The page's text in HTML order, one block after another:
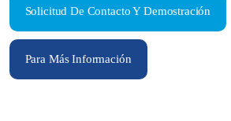
Solicitud De Contacto Y Demostración
Para Más Información